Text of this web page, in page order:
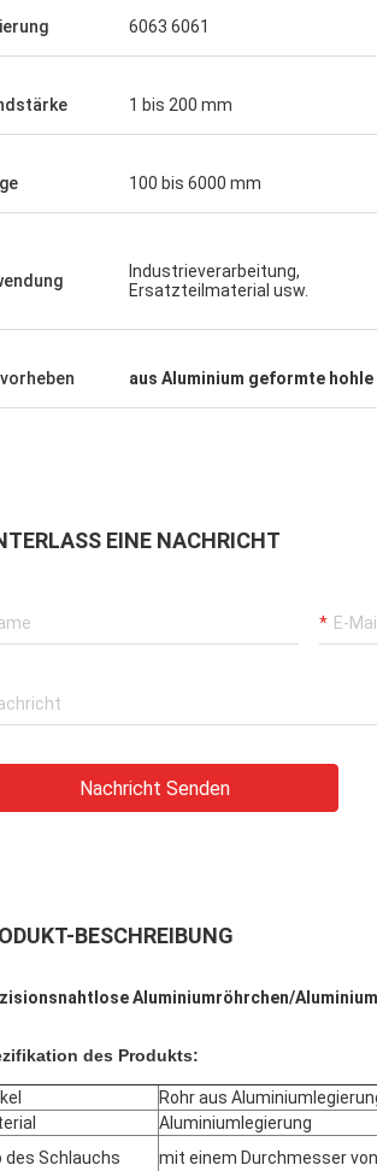
Gelbweinflaschen.
6063 6061
1 bis 200 mm
100 bis 6000 mm
Industrieverarbeitung,
Ersatzteilmaterial usw.
aus Aluminium geformte
EINE NACHRICHT
Nachricht Senden
BESCHREIBUNG
Aluminiumröhrchen/
des Produkts:
Rohr aus
Aluminiumlegierung
des Schlauchs
mit einem Durchmesser